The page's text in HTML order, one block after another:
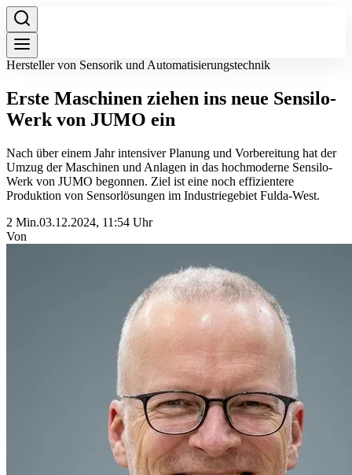
Hersteller von Sensorik und Automatisierungstechnik
Erste Maschinen ziehen ins neue Sensilo-
Werk von JUMO ein
Nach über einem Jahr intensiver Planung und Vorbereitung hat der
Umzug der Maschinen und Anlagen in das hochmoderne Sensilo-
Werk von JUMO begonnen. Ziel ist eine noch effizientere
Produktion von Sensorlösungen im Industriegebiet Fulda-West.
2 Min.03.12.2024, 11:54 Uhr
Von